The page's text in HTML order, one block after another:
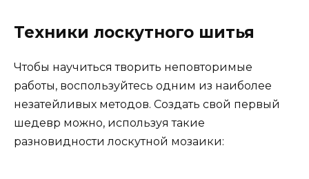
Техники лоскутного шитья
Чтобы научиться творить неповторимые
работы, воспользуйтесь одним из наиболее
незатейливых методов. Создать свой первый
шедевр можно, используя такие
разновидности лоскутной мозаики: